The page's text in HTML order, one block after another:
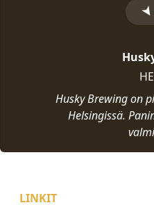
➤
Husky Brewing on
Helsingissä.
LINKIT